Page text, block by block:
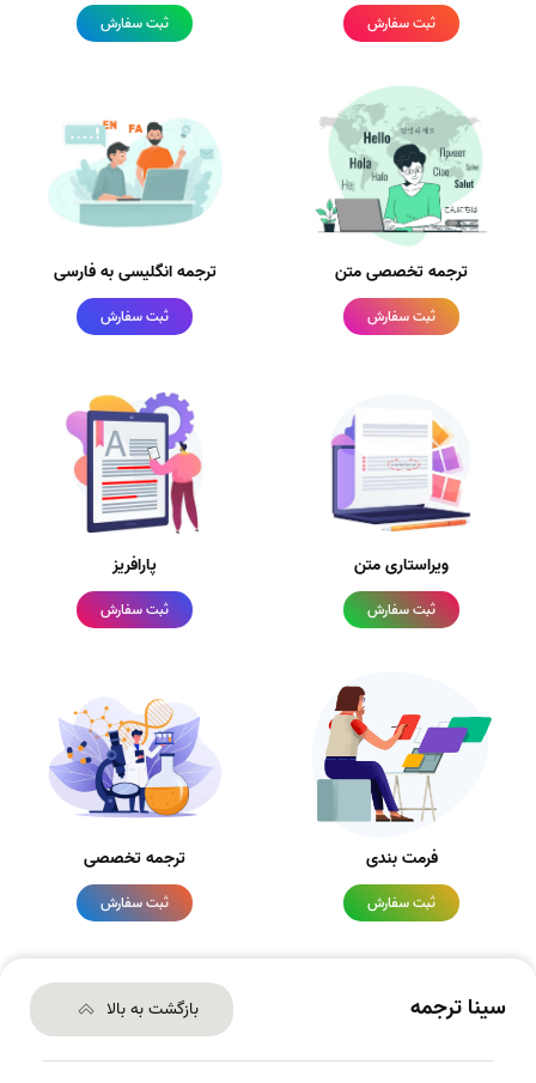
ثبت سفارش ثبت سفارش
ترجمه تخصصی متن
ثبت سفارش
ترجمه انگلیسی به فارسی
ثبت سفارش
ویراستاری متن
ثبت سفارش
پارافریز
ثبت سفارش
فرمت بندی
ثبت سفارش
ترجمه تخصصی
ثبت سفارش
سینا ترجمه بازگشت به بالا